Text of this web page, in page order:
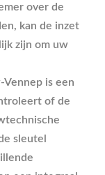
over de
kan de inzet
zijn om uw
is een
of de
sleutel